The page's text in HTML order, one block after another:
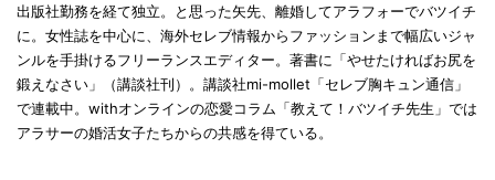
出版社勤務を経て独立。と思った矢先、離婚してアラフォーでバツイチ
に。女性誌を中心に、海外セレブ情報からファッションまで幅広いジャ
ンルを手掛けるフリーランスエディター。著書に「やせたければお尻を
鍛えなさい」（講談社刊）。講談社mi-mollet「セレブ胸キュン通信」
で連載中。withオンラインの恋愛コラム「教えて！バツイチ先生」では
アラサーの婚活女子たちからの共感を得ている。